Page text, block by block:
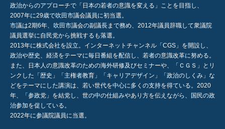
政治からのアプローチで「日本の若者の意識を変える」ことを目指し、
2007年に29歳で吹田市議会議員に初当選。
市議は2期6年、吹田市議会の副議長まで務め、2012年議員辞職して衆議院
議員選挙に自民党から挑戦するも落選。
2013年に株式会社を設立。インターネットチャンネル「CGS」を開設し、
政治や歴史、経済をテーマに毎日番組を配信し、若者の意識改革に努める。
また、日本人の意識改革のための海外研修及びセミナーや、「ＣＧＳ」とリ
ンクした「歴史」「主権者教育」「キャリアデザイン」「政治のしくみ」な
どをテーマにした講演は、若い世代を中心に多くの支持を得ている。2020
年、「参政党」を結党し、世の中の仕組みやあり方を伝えながら、国民の政
治参加を促している。
2022年に参議院議員に当選。